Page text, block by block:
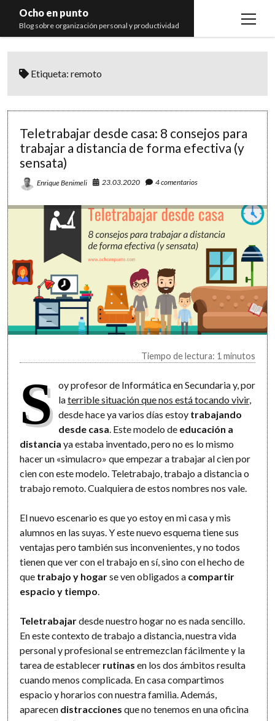
Ocho en punto
Blog sobre organización personal y productividad
open
Libros
Etiqueta:remoto
Teletrabajar desde casa: 8 consejos para
trabajar a distancia de forma efectiva (y
sensata)
Enrique Benimeli 23.03.2020 4 comentarios
Tiempo de lectura: 1 minutos
S oy profesor de Informática en Secundaria y, por
laterrible situación que nos está tocando vivir,
desde hace ya varios días estoy trabajando
desde casa . Este modelo de educación a
distancia ya estaba inventado, pero no es lo mismo
hacer un «simulacro» que empezar a trabajar al cien por
cien con este modelo. Teletrabajo, trabajo a distancia o
trabajo remoto. Cualquiera de estos nombres nos vale.
El nuevo escenario es que yo estoy en mi casa y mis
alumnos en las suyas. Y este nuevo esquema tiene sus
ventajas pero también sus inconvenientes, y no todos
tienen que ver con el trabajo en sí, sino con el hecho de
que trabajo y hogarse ven obligados a compartir
espacio y tiempo
Teletrabajardesde nuestro hogar no es nada sencillo.
En este contexto de trabajo a distancia, nuestra vida
personal y profesional se entremezclan fácilmente y la
tarea de establecer rutinas en los dos ámbitos resulta
cuando menos complicada. En casa compartimos
espacio y horarios con nuestra familia. Además,
aparecen distracciones que no tenemos en una oficina